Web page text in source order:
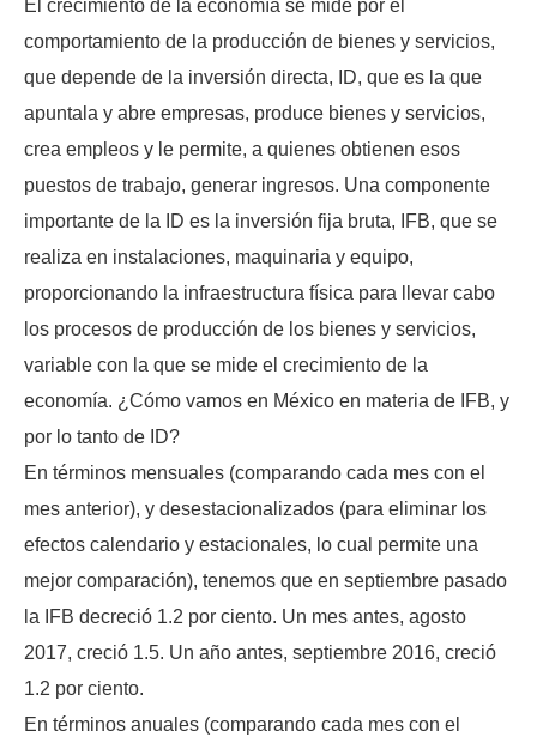
El crecimiento de la economía se mide por el
comportamiento de la producción de bienes y servicios,
que depende de la inversión directa, ID, que es la que
apuntala y abre empresas, produce bienes y servicios,
crea empleos y le permite, a quienes obtienen esos
puestos de trabajo, generar ingresos. Una componente
importante de la ID es la inversión fija bruta, IFB, que se
realiza en instalaciones, maquinaria y equipo,
proporcionando la infraestructura física para llevar cabo
los procesos de producción de los bienes y servicios,
variable con la que se mide el crecimiento de la
economía. ¿Cómo vamos en México en materia de IFB, y
por lo tanto de ID?
En términos mensuales (comparando cada mes con el
mes anterior), y desestacionalizados (para eliminar los
efectos calendario y estacionales, lo cual permite una
mejor comparación), tenemos que en septiembre pasado
la IFB decreció 1.2 por ciento. Un mes antes, agosto
2017, creció 1.5. Un año antes, septiembre 2016, creció
1.2 por ciento.
En términos anuales (comparando cada mes con el